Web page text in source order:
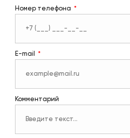
Номер телефона
E-mail
Комментарий